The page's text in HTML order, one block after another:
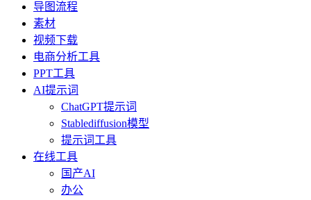
导图流程
素材
视频下载
电商分析工具
PPT工具
AI提示词
ChatGPT提示词
Stablediffusion模型
提示词工具
在线工具
国产AI
办公